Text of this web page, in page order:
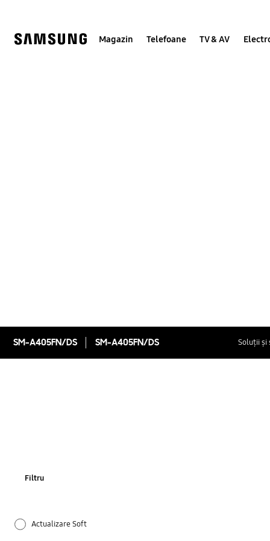
Magazin Telefoane TV & AV
SM-A405FN/DS SM-A405FN/DS Soluții și
Filtru
Actualizare Soft